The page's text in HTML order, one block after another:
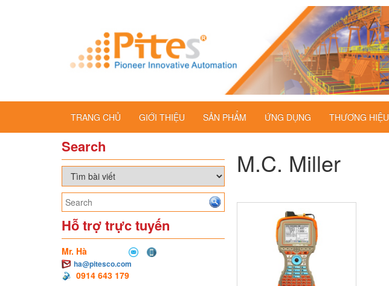
TRANG CHỦ GIỚI THIỆU SẢN PHẨM ỨNG DỤNG THƯƠNG HIỆU
Search
Hỗ trợ trực tuyến
Mr. Hà
ha@pitesco.com
0914 643 179
M.C. Miller